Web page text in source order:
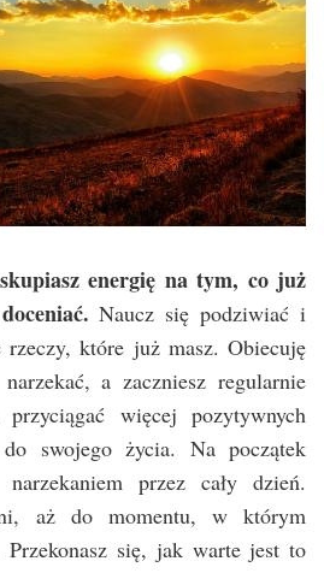
energię na tym, co już
Naucz się podziwiać i
które już masz. Obiecuję
a zaczniesz regularnie
przyciągać więcej pozytywnych
swojego życia. Na początek
przez cały dzień.
aż do momentu, w którym
Przekonasz się, jak warte jest to